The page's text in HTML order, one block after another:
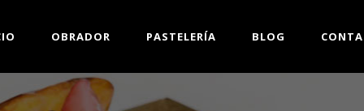
OBRADOR PASTELERÍA BLOG